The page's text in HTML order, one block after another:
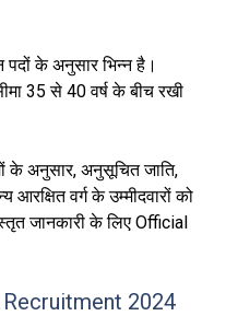
पदों के अनुसार भिन्न है।
35 से 40 वर्ष के बीच रखी
के अनुसार, अनुसूचित जाति,
वर्ग के उम्मीदवारों को
जानकारी के लिए Official
2024